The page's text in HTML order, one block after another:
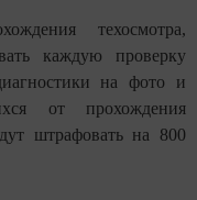
техосмотра,
каждую проверку
на фото и
от прохождения
штрафовать на 800